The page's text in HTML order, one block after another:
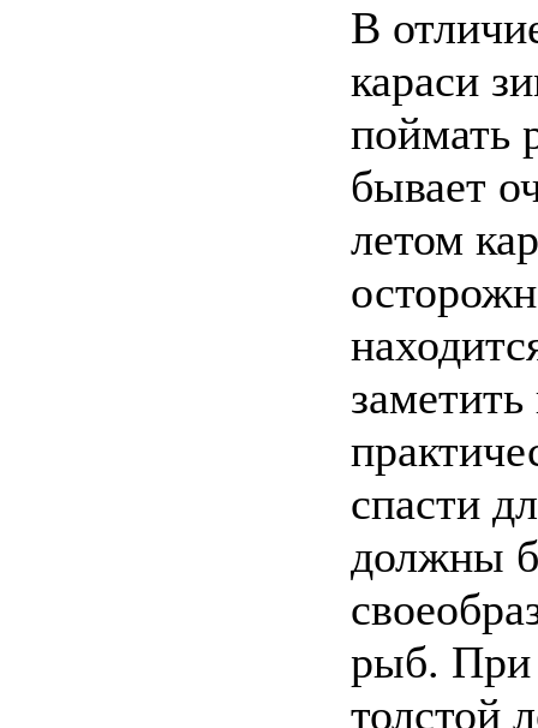
В
караси
поймать
бывает
летом
спасти
должны
рыб. При
толстой